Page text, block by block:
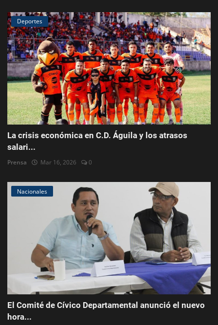
Deportes
La crisis económica en C.D. Águila y los atrasos
salari...
Prensa Mar 16, 2026 0
Nacionales
El Comité de Cívico Departamental anunció el nuevo
hora...